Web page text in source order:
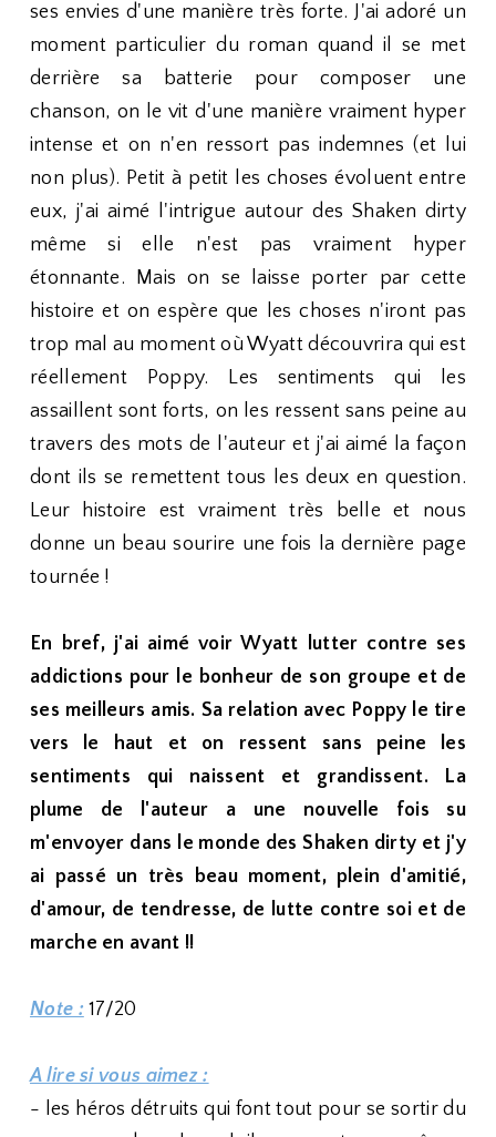
ses envies d'une manière très forte. J'ai adoré un
moment particulier du roman quand il se met
derrière sa batterie pour composer une
chanson, on le vit d'une manière vraiment hyper
intense et on n'en ressort pas indemnes (et lui
non plus). Petit à petit les choses évoluent entre
eux, j'ai aimé l'intrigue autour des Shaken dirty
même si elle n'est pas vraiment hyper
étonnante. Mais on se laisse porter par cette
histoire et on espère que les choses n'iront pas
trop mal au moment où Wyatt découvrira qui est
réellement Poppy. Les sentiments qui les
assaillent sont forts, on les ressent sans peine au
travers des mots de l'auteur et j'ai aimé la façon
dont ils se remettent tous les deux en question.
Leur histoire est vraiment très belle et nous
donne un beau sourire une fois la dernière page
tournée !
En bref, j'ai aimé voir Wyatt lutter contre ses
addictions pour le bonheur de son groupe et de
ses meilleurs amis. Sa relation avec Poppy le tire
vers le haut et on ressent sans peine les
sentiments qui naissent et grandissent. La
plume de l'auteur a une nouvelle fois su
m'envoyer dans le monde des Shaken dirty et j'y
ai passé un très beau moment, plein d'amitié,
d'amour, de tendresse, de lutte contre soi et de
marche en avant !!
Note : 17/20
A lire si vous aimez :
- les héros détruits qui font tout pour se sortir du